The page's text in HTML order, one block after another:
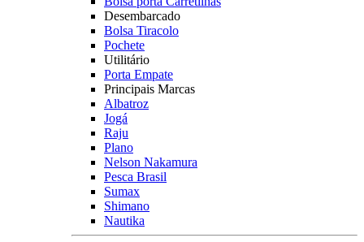
Desembarcado
Bolsa Tiracolo
Pochete
Utilitário
Porta Empate
Principais Marcas
Albatroz
Jogá
Raju
Plano
Nelson Nakamura
Pesca Brasil
Sumax
Shimano
Nautika